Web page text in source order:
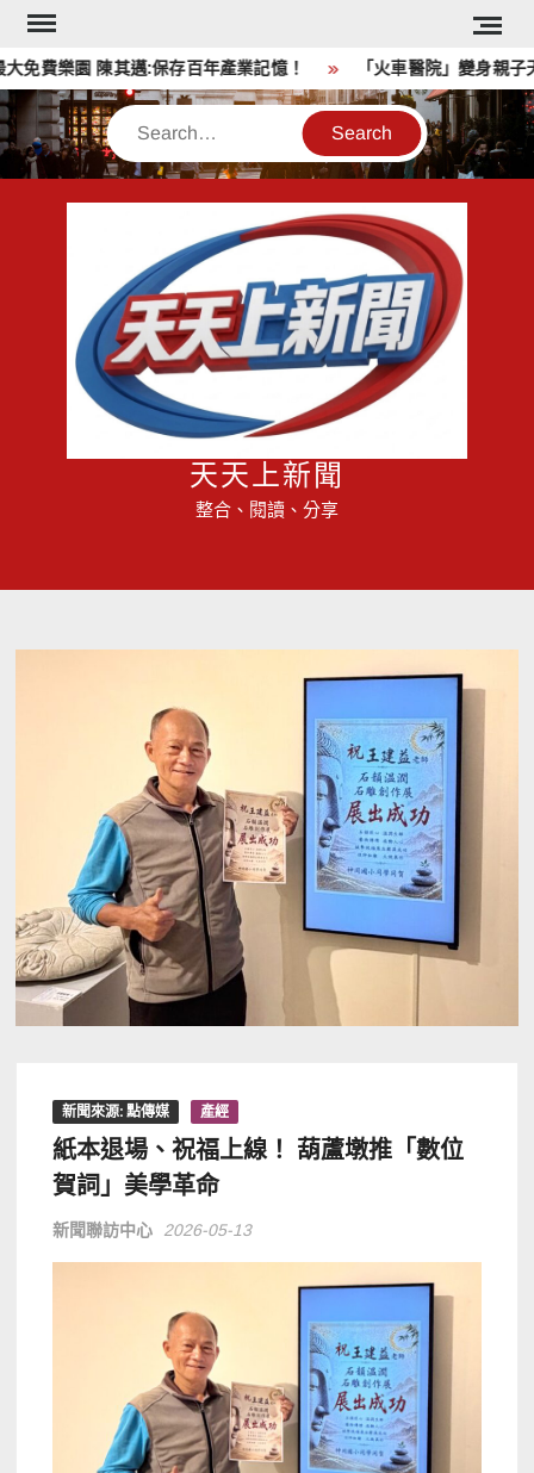
Skip
content
費樂園 陳其邁:保存百年產業記憶！ 「火車醫院」變身親子天
Search
天天上新聞
整合、閱讀、分享
新聞來源: 點傳媒 產經
紙本退場、祝福上線！ 葫蘆墩推「數位
賀詞」美學革命
新聞聯訪中心 2026-05-13